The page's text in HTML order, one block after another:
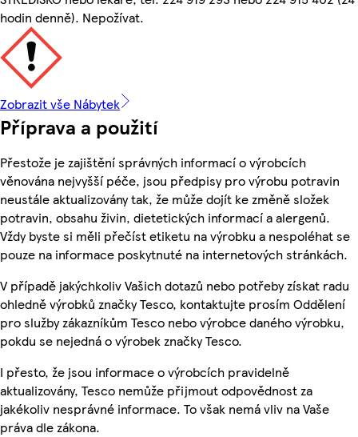
hodin denně). Nepožívat.
Zobrazit vše Nábytek
Příprava a použití
Přestože je zajištění správných informací o výrobcích
věnována nejvyšší péče, jsou předpisy pro výrobu potravin
neustále aktualizovány tak, že může dojít ke změně složek
potravin, obsahu živin, dietetických informací a alergenů.
Vždy byste si měli přečíst etiketu na výrobku a nespoléhat se
pouze na informace poskytnuté na internetových stránkách.
V případě jakýchkoliv Vašich dotazů nebo potřeby získat radu
ohledně výrobků značky Tesco, kontaktujte prosím Oddělení
pro služby zákazníkům Tesco nebo výrobce daného výrobku,
pokdu se nejedná o výrobek značky Tesco.
I přesto, že jsou informace o výrobcích pravidelně
aktualizovány, Tesco nemůže přijmout odpovědnost za
jakékoliv nesprávné informace. To však nemá vliv na Vaše
práva dle zákona.